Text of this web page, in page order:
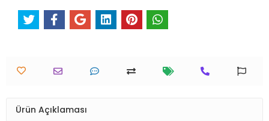
Ürün Açıklaması